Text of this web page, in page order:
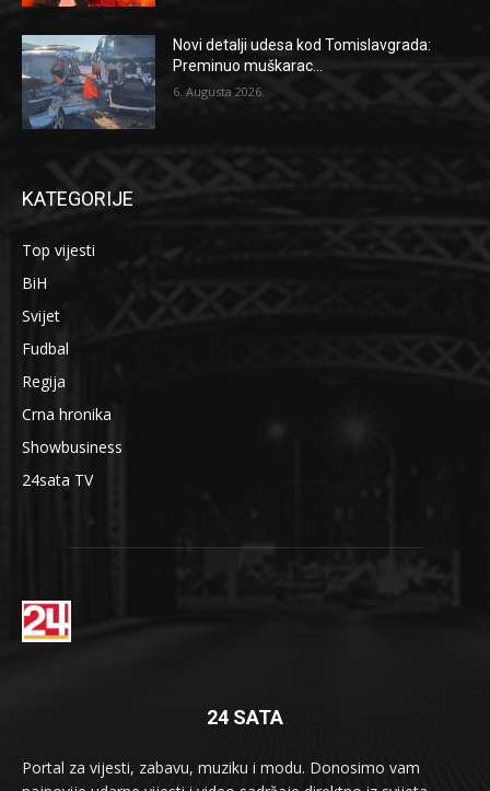
Novi detalji udesa kod Tomislavgrada:
Preminuo muškarac...
6. Augusta 2026.
KATEGORIJE
Top vijesti
BiH
Svijet
Fudbal
Regija
Crna hronika
Showbusiness
24sata TV
24 SATA
Portal za vijesti, zabavu, muziku i modu. Donosimo vam